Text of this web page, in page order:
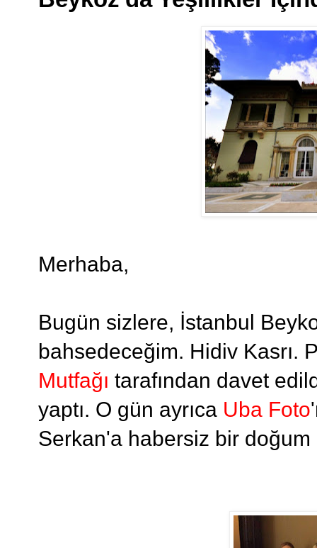
Merhaba,
Bugün sizlere, İstanbul
bahsedeceğim. Hidiv Kasrı.
Mutfağı tarafından davet
yaptı. O gün ayrıca Uba Foto
Serkan'a habersiz bir doğum